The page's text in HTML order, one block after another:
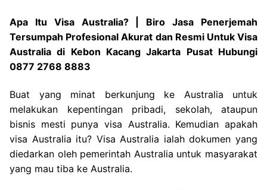
Apa Itu Visa Australia? | Biro Jasa Penerjemah
Tersumpah Profesional Akurat dan Resmi Untuk Visa
Australia di Kebon Kacang Jakarta Pusat Hubungi
0877 2768 8883
Buat yang minat berkunjung ke Australia untuk
melakukan kepentingan pribadi, sekolah, ataupun
bisnis mesti punya visa Australia. Kemudian apakah
visa Australia itu? Visa Australia ialah dokumen yang
diedarkan oleh pemerintah Australia untuk masyarakat
yang mau tiba ke Australia.